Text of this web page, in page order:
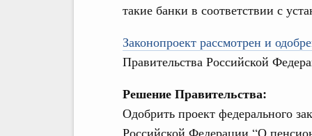
такие банки в соответствии с
Законопроект рассмотрен и
Правительства Российской
Решение Правительства:
Одобрить проект федерального
Российской Федерации “О